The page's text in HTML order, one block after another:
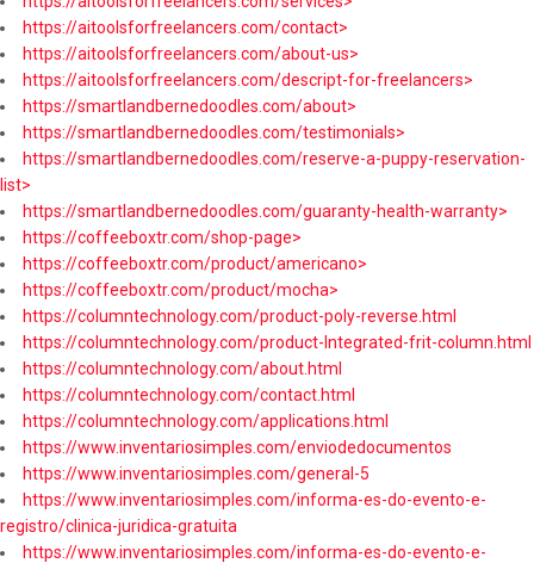
https://aitoolsforfreelancers.com/contact>
https://aitoolsforfreelancers.com/about-us>
https://aitoolsforfreelancers.com/descript-for-freelancers>
https://smartlandbernedoodles.com/about>
https://smartlandbernedoodles.com/testimonials>
https://smartlandbernedoodles.com/reserve-a-puppy-reservation-
list>
https://smartlandbernedoodles.com/guaranty-health-warranty>
https://coffeeboxtr.com/shop-page>
https://coffeeboxtr.com/product/americano>
https://coffeeboxtr.com/product/mocha>
https://columntechnology.com/product-poly-reverse.html
https://columntechnology.com/product-Integrated-frit-column.html
https://columntechnology.com/about.html
https://columntechnology.com/contact.html
https://columntechnology.com/applications.html
https://www.inventariosimples.com/enviodedocumentos
https://www.inventariosimples.com/general-5
https://www.inventariosimples.com/informa-es-do-evento-e-
registro/clinica-juridica-gratuita
https://www.inventariosimples.com/informa-es-do-evento-e-